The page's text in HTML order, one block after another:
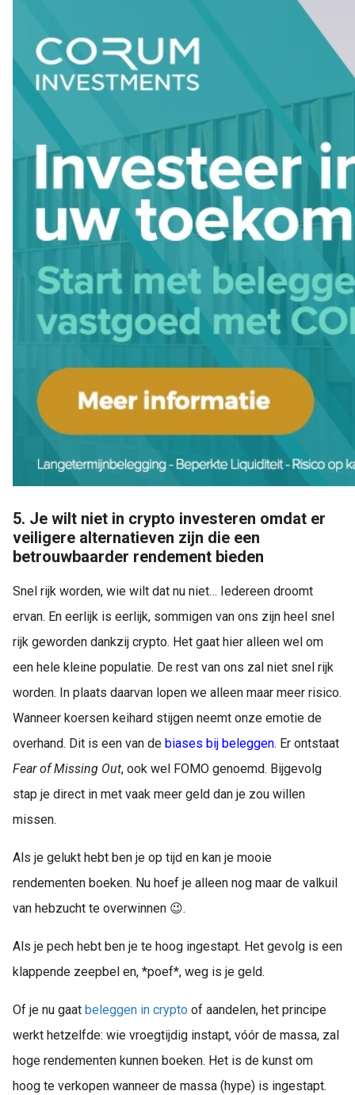
5. Je wilt niet in crypto investeren omdat er
veiligere alternatieven zijn die een
betrouwbaarder rendement bieden
Snel rijk worden, wie wilt dat nu niet… Iedereen droomt
ervan. En eerlijk is eerlijk, sommigen van ons zijn heel snel
rijk geworden dankzij crypto. Het gaat hier alleen wel om
een hele kleine populatie. De rest van ons zal niet snel rijk
worden. In plaats daarvan lopen we alleen maar meer risico.
Wanneer koersen keihard stijgen neemt onze emotie de
overhand. Dit is een van de biases bij beleggen. Er ontstaat
Fear of Missing Out, ook wel FOMO genoemd. Bijgevolg
stap je direct in met vaak meer geld dan je zou willen
missen.
Als je gelukt hebt ben je op tijd en kan je mooie
rendementen boeken. Nu hoef je alleen nog maar de valkuil
van hebzucht te overwinnen 😉.
Als je pech hebt ben je te hoog ingestapt. Het gevolg is een
klappende zeepbel en, *poef*, weg is je geld.
Of je nu gaat beleggen in crypto of aandelen, het principe
werkt hetzelfde: wie vroegtijdig instapt, vóór de massa, zal
hoge rendementen kunnen boeken. Het is de kunst om
hoog te verkopen wanneer de massa (hype) is ingestapt.